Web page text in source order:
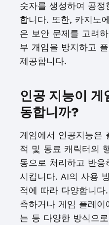
숫자를 생성하여 공
합니다. 또한, 카지노
은 보안 문제를 고려
부 개입을 방지하고
제공합니다.
인공 지능이 게
동합니까?
게임에서 인공지능은
적 및 동료 캐릭터의
동으로 처리하고 반
시킵니다. AI의 사용
적에 따라 다양합니
측하거나 게임 플레
는 등 다양한 방식으